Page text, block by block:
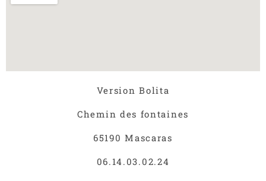
Version Bolita
Chemin des fontaines
65190 Mascaras
06.14.03.02.24